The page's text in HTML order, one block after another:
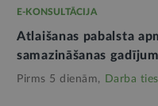
E-KONSULTĀCIJA
Atlaišanas pabalsta
samazināšanas
Pirms 5 dienām, Darba